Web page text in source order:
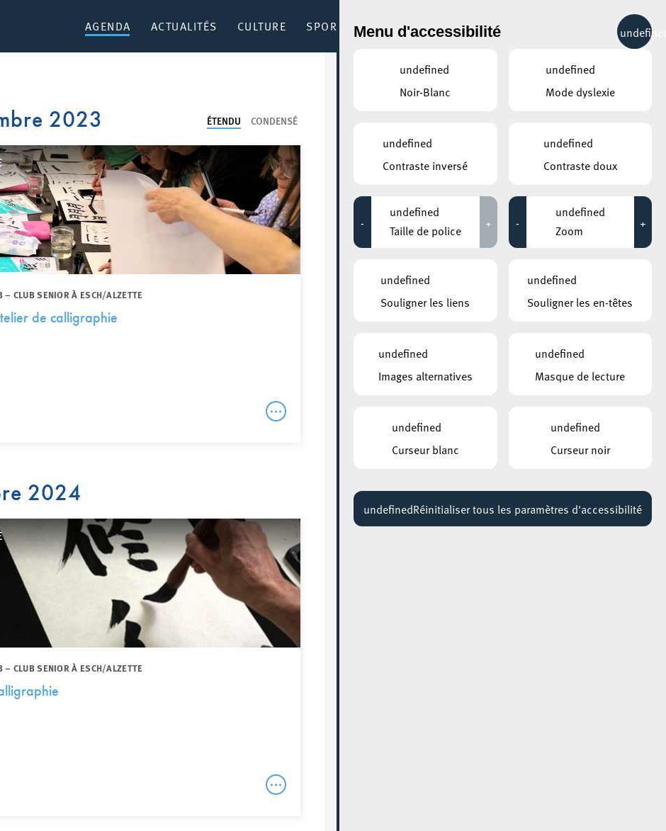
AGENDA ACTUALITÉS CULTURE SPORT & RÉCRÉATION MOBILITÉ
ÉTENDU CONDENSÉ
2023
– CLUB SENIOR À ESCH/ALZETTE
de calligraphie
2024
– CLUB SENIOR À ESCH/ALZETTE
ÉVÉNEMENTS CONTINUS
18 AOÛT 2020
Yoga in the city
Jusqu'au 23 août
Exposition : Sollbruchstelle de Max
Mertens
Jusqu'au 05 septembre
MBSR – Conference Mindfulness
Jusqu'au 05 octobre
23°C
Menu d'accessibilité
undefined
Noir-Blanc
undefined
Mode dyslexie
undefined
Contraste inversé
undefined
Contraste doux
-
undefined
Taille de police
+ -
undefined
Zoom
+
undefined
Souligner les liens
undefined
Souligner les en-têtes
undefined
Images alternatives
undefined
Masque de lecture
undefined
Curseur blanc
undefined
Curseur noir
undefinedRéinitialiser tous les paramètres d'accessibilité